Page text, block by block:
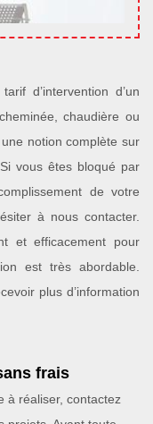
d’intervention d’un
chaudière ou
notion complète sur
vous êtes bloqué par
de votre
à nous contacter.
et efficacement pour
est très abordable.
plus d’information
frais
à réaliser, contactez